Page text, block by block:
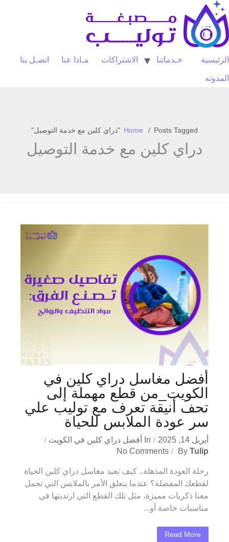
Skip
to
content
الرئيسية خـدماتنا الاشتراكات مـاذا عنا اتصـل بنا
المدونه
Home Posts Tagged "دراي كلين مع خدمة التوصيل"
دراي كلين مع خدمة التوصيل
أفضل مغاسل دراي كلين في
الكويت_من قطع مهملة إلى
تحف أنيقة تعرف مع توليب علي
سر عودة الملابس للحياة
أبريل 14, 2025 In
أفضل دراي كلين في الكويت
By Tulip
No Comments
رحلة العودة المذهلة.. كيف تعيد مغاسل دراي كلين الحياة
لقطعك المفضلة؟ عندما يتعلق الأمر بالملابس التي تحمل
معنا ذكريات مميزة، مثل تلك القطع التي ارتديتها في
مناسبات خاصة أو...
Read More